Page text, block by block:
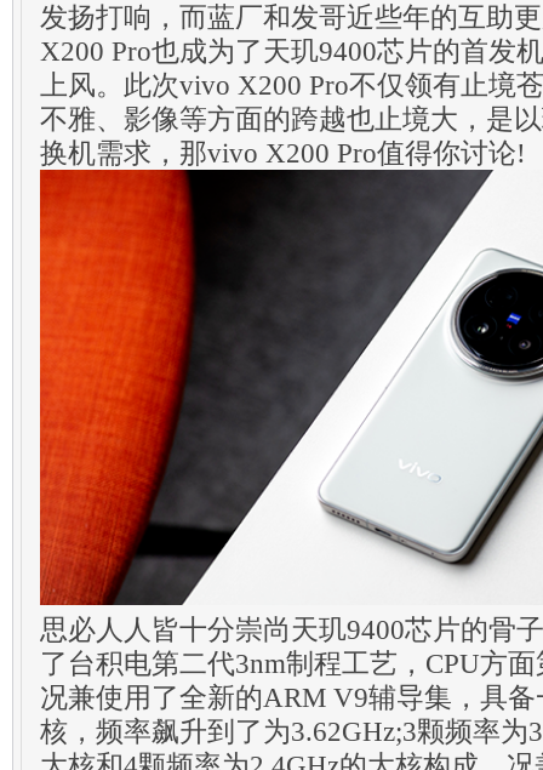
发扬打响，而蓝厂和发哥近些年的互助
X200 Pro也成为了天玑9400芯片的首发
上风。此次vivo X200 Pro不仅领有止境
不雅、影像等方面的跨越也止境大，是
换机需求，那vivo X200 Pro值得你讨论!
思必人人皆十分崇尚天玑9400芯片的骨
了台积电第二代3nm制程工艺，CPU方
况兼使用了全新的ARM V9辅导集，具备
核，频率飙升到了为3.62GHz;3颗频率为